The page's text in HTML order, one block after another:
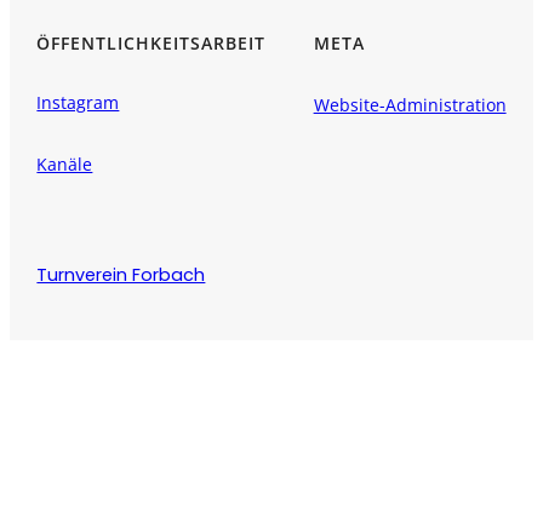
ÖFFENTLICHKEITSARBEIT
Instagram
Kanäle
META
Website-Administration
Turnverein Forbach